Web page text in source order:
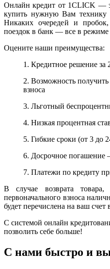
Онлайн кредит от 1CLICK —
купить нужную Вам технику
Никаких очередей и
поездок в банк — все в режиме
Оцените наши преимущества:
1. Кредитное решение за
2. Возможность получить
взноса
3. Льготный
4. Низкая процентная
5. Гибкие сроки (от 3 до
6. Досрочное погашение
7. Платежи по кредиту
В случае возврата
первоначального взноса
будет перечислена на ваш счет
С системой онлайн
позволить себе больше!
С нами быстро и